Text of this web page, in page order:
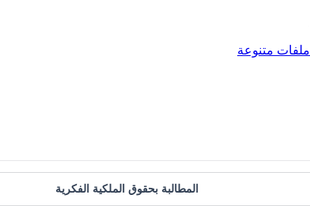
ملفات متنوعة
المطالبة بحقوق الملكية الفكرية